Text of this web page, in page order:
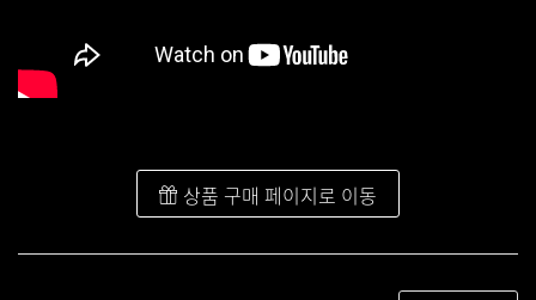
상품 구매 페이지로 이동